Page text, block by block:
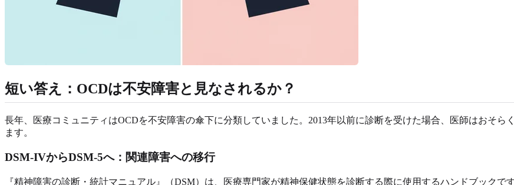
短い答え：OCDは不安障害と見なされるか？
長年、医療コミュニティはOCDを不安障害の傘下に分類していました。2013年以前に診断を受けた場合、医師はおそ
ます。
DSM-IVからDSM-5へ：関連障害への移行
『精神障害の診断・統計マニュアル』（DSM）は、医療専門家が精神保健状態を診断する際に使用するハンドブックです